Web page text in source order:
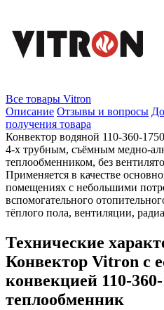
Все товары Vitron
Описание Отзывы и вопросы
получения товара
Конвектор водяной 110-360-
4-х трубным, съёмным медно-
теплообменником, без
Применяется в качестве
помещениях с небольшими
вспомогательного
тёплого пола, вентиляции,
Технические
Конвектор Vitron с
конвекцией 110-
теплообменник